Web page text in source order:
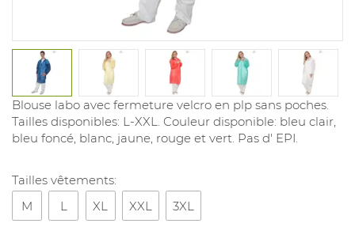
Blouse labo avec fermeture velcro en plp sans poches.
Tailles disponibles: L-XXL. Couleur disponible: bleu clair,
bleu foncé, blanc, jaune, rouge et vert. Pas d' EPI.
Tailles vêtements:
M
L XL XXL 3XL